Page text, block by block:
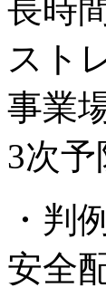
長時
スト
事業
3次
・判
安全